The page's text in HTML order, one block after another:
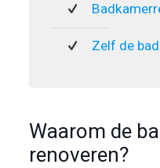
Zelf de
Waarom de
renoveren?